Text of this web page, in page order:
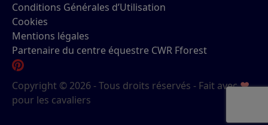
Conditions Générales d’Utilisation
Cookies
Mentions légales
Partenaire du centre équestre CWR Fforest
Copyright © 2026 - Tous droits réservés - Fait avec♥
pour les cavaliers